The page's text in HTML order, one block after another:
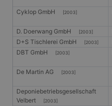
Cyklop GmbH [2003]
D. Doerwang GmbH [2003]
D+S Tischlerei GmbH [2003]
DBT GmbH [2003]
De Martin AG [2003]
Deponiebetriebsgesellschaft
Velbert
[2003]